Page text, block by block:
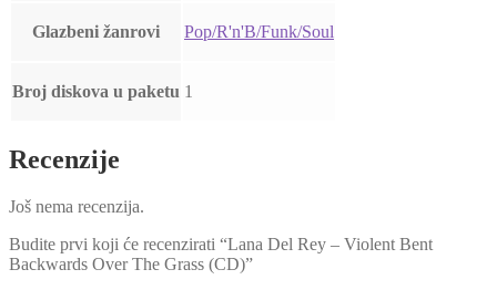
Glazbeni žanrovi Pop/R'n'B/Funk/Soul
Broj diskova u paketu 1
Recenzije
Još nema recenzija.
Budite prvi koji će recenzirati “Lana Del Rey – Violent Bent
Backwards Over The Grass (CD)”